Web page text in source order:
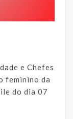
e Chefes
feminino da
do dia 07